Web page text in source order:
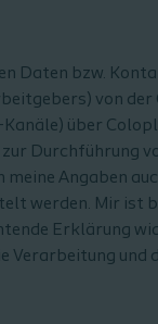
Daten bzw.
von
Kanäle) über
Durchführung
Angaben
werden. Mir ist
Erklärung
und